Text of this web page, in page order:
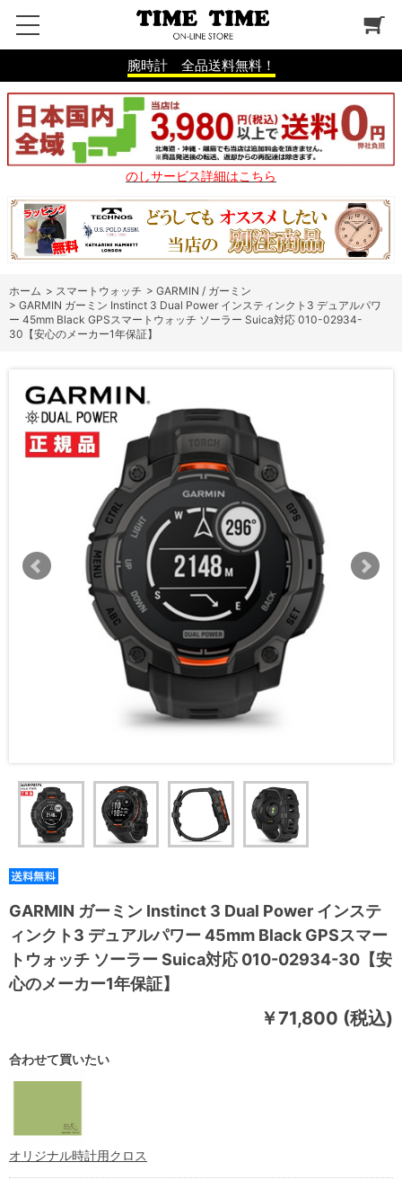
腕時計 全品送料無料！
のしサービス詳細はこちら
ホーム > スマートウォッチ > GARMIN / ガーミン
> GARMIN ガーミン Instinct 3 Dual Power インスティンクト3 デュアルパワ
ー 45mm Black GPSスマートウォッチ ソーラー Suica対応 010-02934-
30【安心のメーカー1年保証】
GARMIN ガーミン Instinct 3 Dual Power インステ
ィンクト3 デュアルパワー 45mm Black GPSスマー
トウォッチ ソーラー Suica対応 010-02934-30【安
心のメーカー1年保証】
￥71,800 (税込)
合わせて買いたい
オリジナル時計用クロス